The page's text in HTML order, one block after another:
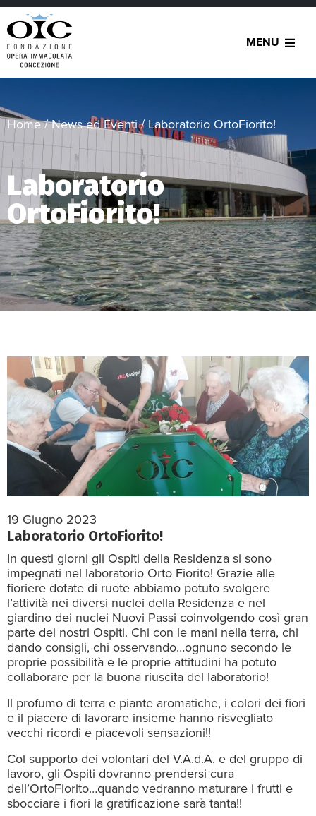
MENU
Home/News ed Eventi/Laboratorio OrtoFiorito!
Laboratorio
OrtoFiorito!
19 Giugno 2023
Laboratorio OrtoFiorito!
In questi giorni gli Ospiti della Residenza si sono
impegnati nel laboratorio Orto Fiorito! Grazie alle
fioriere dotate di ruote abbiamo potuto svolgere
l’attività nei diversi nuclei della Residenza e nel
giardino dei nuclei Nuovi Passi coinvolgendo così gran
parte dei nostri Ospiti. Chi con le mani nella terra, chi
dando consigli, chi osservando…ognuno secondo le
proprie possibilità e le proprie attitudini ha potuto
collaborare per la buona riuscita del laboratorio!
Il profumo di terra e piante aromatiche, i colori dei fiori
e il piacere di lavorare insieme hanno risvegliato
vecchi ricordi e piacevoli sensazioni!!
Col supporto dei volontari del V.A.d.A. e del gruppo di
lavoro, gli Ospiti dovranno prendersi cura
dell’OrtoFiorito…quando vedranno maturare i frutti e
sbocciare i fiori la gratificazione sarà tanta!!